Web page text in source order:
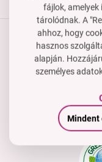
fájlok, amelyek
tárolódnak. A
ahhoz, hogy
hasznos
alapján.
személyes
Mindent